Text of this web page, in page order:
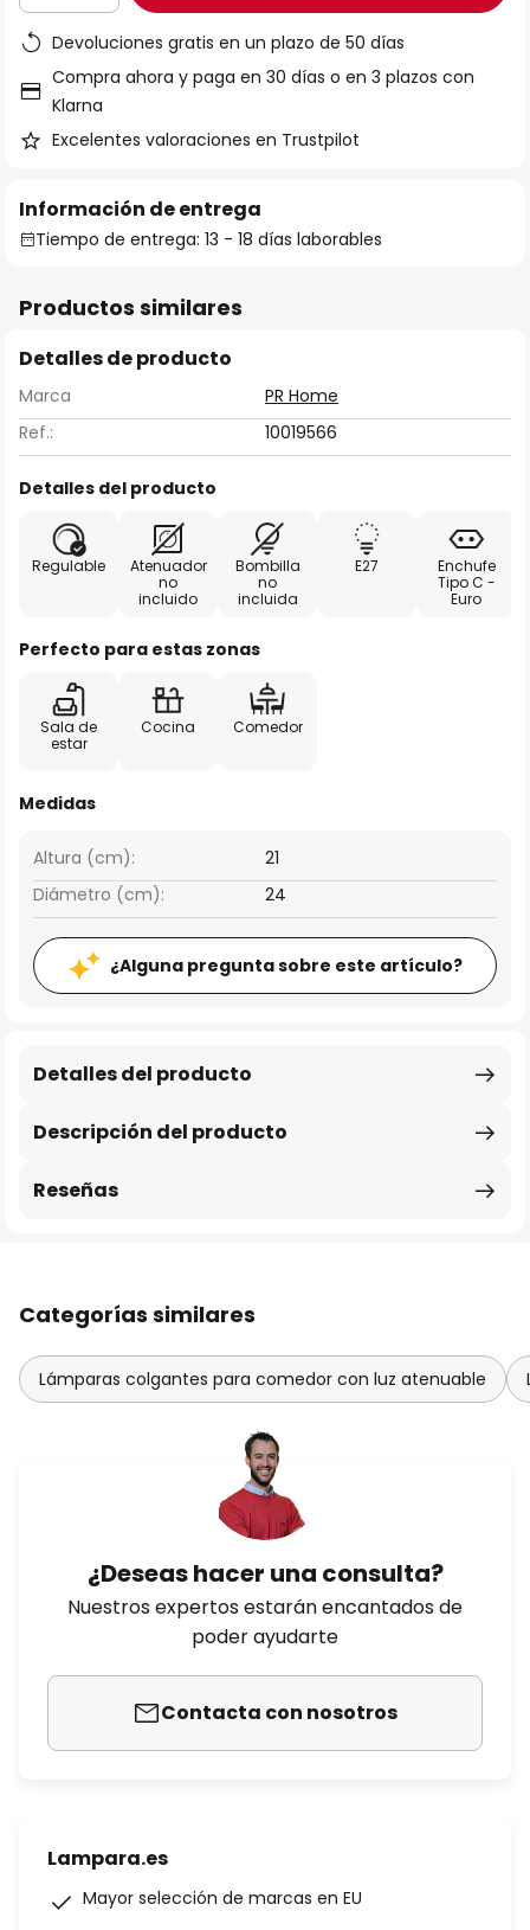
Devoluciones gratis en un plazo de 50 días
Compra ahora y paga en 30 días o en 3 plazos con
Klarna
Excelentes valoraciones en Trustpilot
Información de entrega
Tiempo de entrega: 13 - 18 días laborables
Productos similares
Detalles de producto
Marca
PR Home
Ref.:
10019566
Detalles del producto
Regulable
Atenuador
no
incluido
Bombilla
no
incluida
E27
Enchufe
Tipo C -
Euro
Perfecto para estas zonas
Sala de
estar
Cocina Comedor
Medidas
Altura (cm):
21
Diámetro (cm):
24
¿Alguna pregunta sobre este artículo?
Descripción del producto
Detalles del producto
Reseñas
Categorías similares
Lámparas colgantes para comedor con luz atenuable
¿Deseas hacer una consulta?
Nuestros expertos estarán encantados de
poder ayudarte
Contacta con nosotros
Lampara.es
Mayor selección de marcas en EU